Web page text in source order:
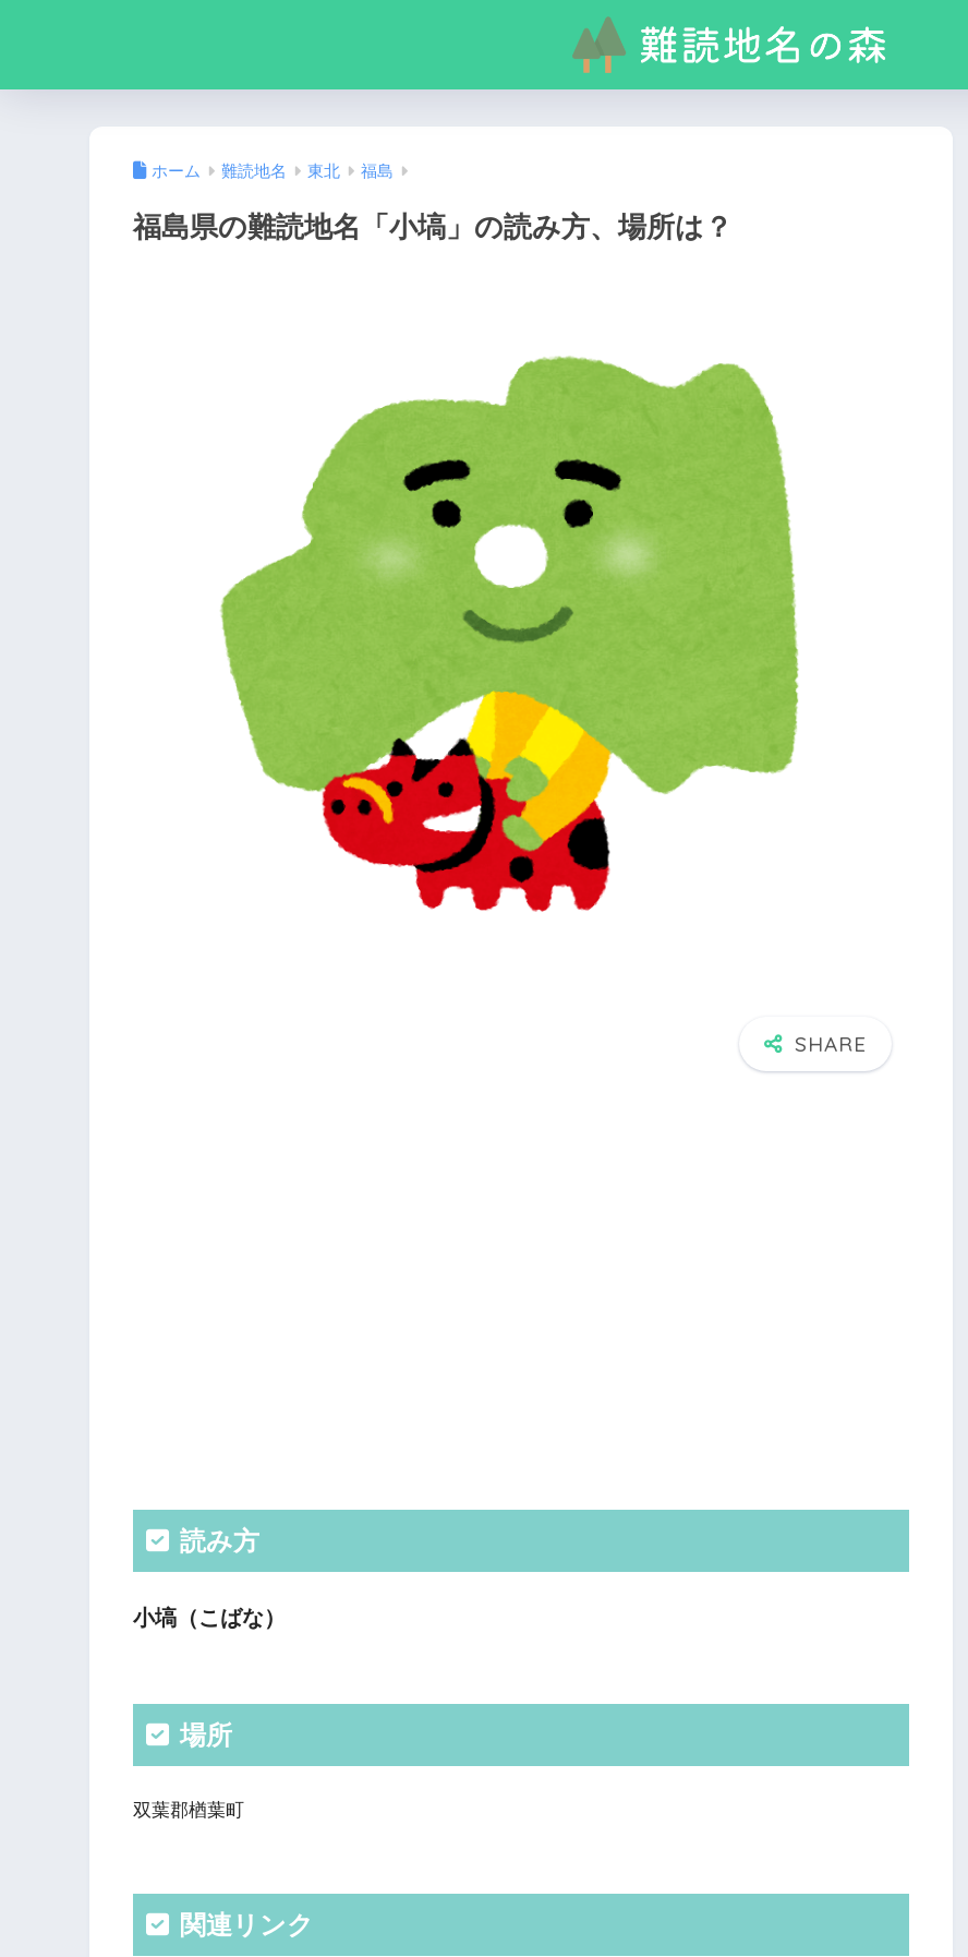
ホーム 難読地名 東北 福島
福島県の難読地名「小塙」の読み方、場所は？
読み方
小塙（こばな）
場所
双葉郡楢葉町
関連リンク